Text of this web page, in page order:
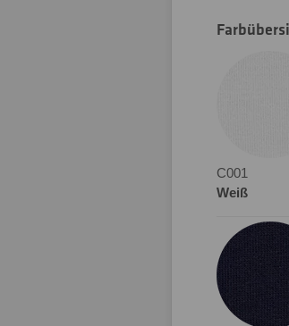
C001
Weiß